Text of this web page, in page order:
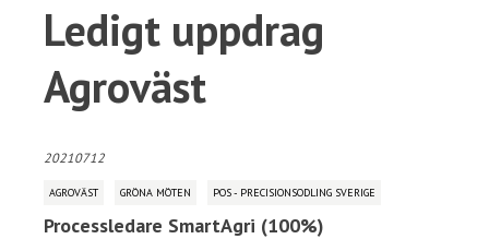
Ledigt uppdrag
Agroväst
20210712
AGROVÄST GRÖNA MÖTEN POS - PRECISIONSODLING SVERIGE
Processledare SmartAgri (100%)